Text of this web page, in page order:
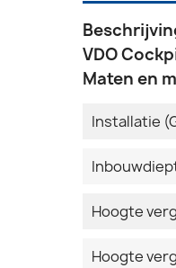
VDO
Maten en
Installatie
Hoogte
Hoogte